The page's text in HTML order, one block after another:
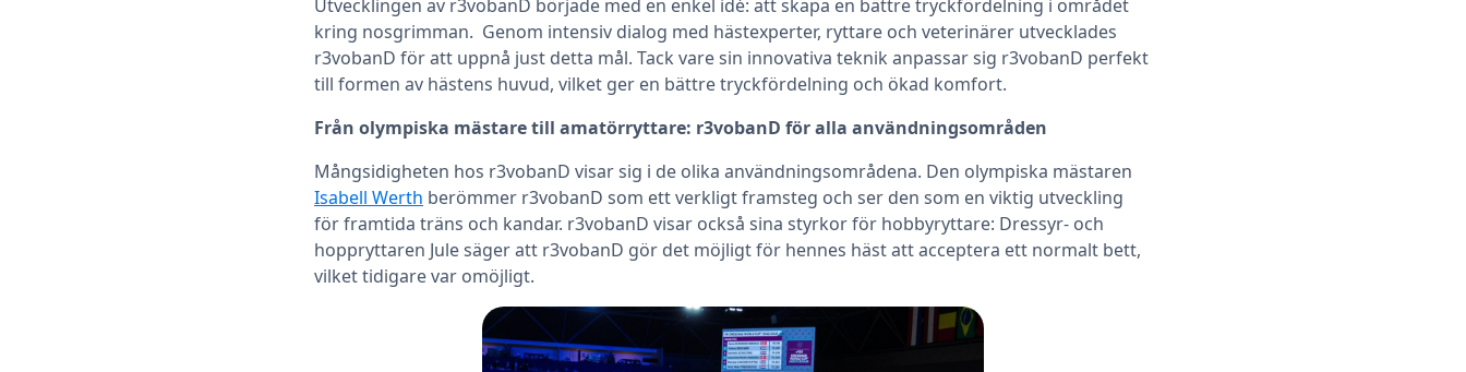
Utvecklingen av r3vobanD började med en enkel idé: att skapa en bättre tryckfördelning i området
kring nosgrimman. Genom intensiv dialog med hästexperter, ryttare och veterinärer utvecklades
r3vobanD för att uppnå just detta mål. Tack vare sin innovativa teknik anpassar sig r3vobanD perfekt
till formen av hästens huvud, vilket ger en bättre tryckfördelning och ökad komfort.
Från olympiska mästare till amatörryttare: r3vobanD för alla användningsområden
Mångsidigheten hos r3vobanD visar sig i de olika användningsområdena. Den olympiska mästaren
Isabell Werth berömmer r3vobanD som ett verkligt framsteg och ser den som en viktig utveckling
för framtida träns och kandar. r3vobanD visar också sina styrkor för hobbyryttare: Dressyr- och
hoppryttaren Jule säger att r3vobanD gör det möjligt för hennes häst att acceptera ett normalt bett,
vilket tidigare var omöjligt.